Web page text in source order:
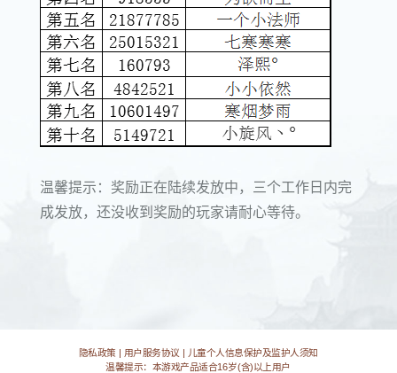
温馨提示：奖励正在陆续发放中，三个工作日内完
成发放，还没收到奖励的玩家请耐心等待。
隐私政策 用户服务协议
儿童个人信息保护及监护人须知
温馨提示：本游戏产品适合16岁(含)以上用户